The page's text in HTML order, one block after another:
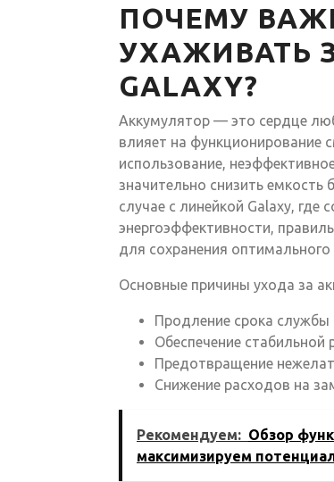
ПОЧЕМУ
УХАЖИВАТЬ
GALAXY?
Аккумулятор — это сердце
влияет на функционирование
использование,
значительно снизить емкость
случае с линейкой Galaxy,
энергоэффективности,
для сохранения
Основные причины ухода за
Продление срока службы
Обеспечение стабильной
Предотвращение
Снижение расходов на
Рекомендуем: Обзор
максимизируем